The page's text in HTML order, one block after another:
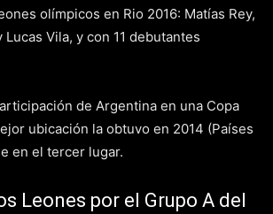
olímpicos en Rio 2016: Matías Rey,
Vila, y con 11 debutantes
de Argentina en una Copa
ubicación la obtuvo en 2014 (Países
en el tercer lugar.
Leones por el Grupo A del